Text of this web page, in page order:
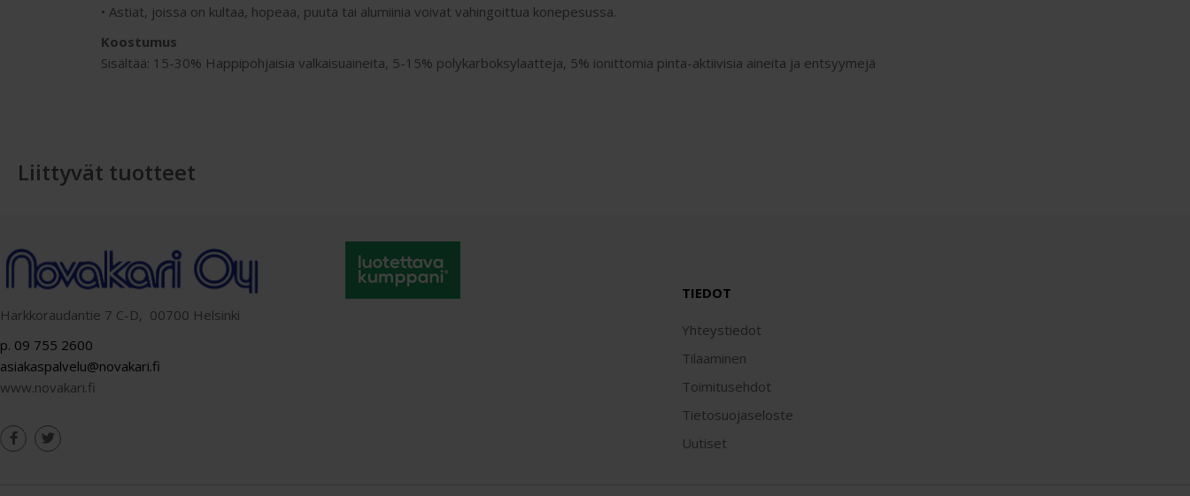
• Astiat, joissa on kultaa, hopeaa, puuta tai alumiinia voivat vahingoittua konepesussa.
Koostumus
Sisältää: 15-30% Happipohjaisia valkaisuaineita, 5-15% polykarboksylaatteja, 5% ionittomia pinta-aktiivisia aineita ja entsyymejä
Liittyvät tuotteet
Harkkoraudantie 7 C-D, 00700 Helsinki
p. 09 755 2600
asiakaspalvelu@novakari.fi
www.novakari.fi
TIEDOT
Yhteystiedot
Tilaaminen
Toimitusehdot
Tietosuojaseloste
Uutiset